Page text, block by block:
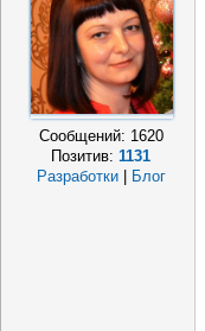
Сообщений: 1620
Позитив:1131
Разработки
Блог